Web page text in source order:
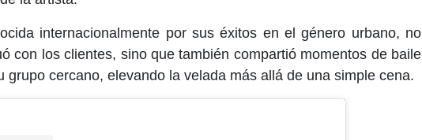
internacionalmente por sus éxitos en el género urbano, no
con los clientes, sino que también compartió momentos de baile
grupo cercano, elevando la velada más allá de una simple cena.